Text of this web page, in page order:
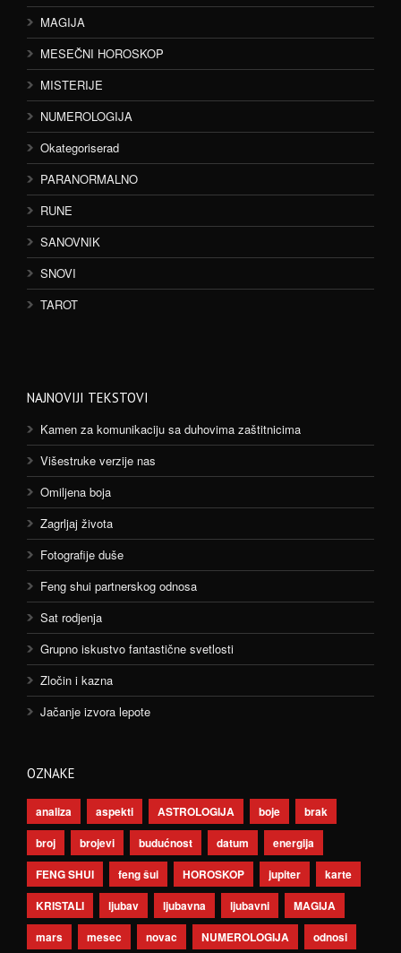
MAGIJA
MESEČNI HOROSKOP
MISTERIJE
NUMEROLOGIJA
Okategoriserad
PARANORMALNO
RUNE
SANOVNIK
SNOVI
TAROT
NAJNOVIJI TEKSTOVI
Kamen za komunikaciju sa duhovima zaštitnicima
Višestruke verzije nas
Omiljena boja
Zagrljaj života
Fotografije duše
Feng shui partnerskog odnosa
Sat rodjenja
Grupno iskustvo fantastične svetlosti
Zločin i kazna
Jačanje izvora lepote
OZNAKE
analiza aspekti ASTROLOGIJA boje
brak
broj
brojevi budućnost datum
energija
FENG SHUI
feng šui HOROSKOP jupiter
karte
KRISTALI
ljubav ljubavna ljubavni
MAGIJA
mars
mesec novac NUMEROLOGIJA odnosi